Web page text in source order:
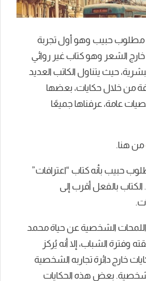
مطلوب حبيب وهو أول تجربة
الشعر وهو كتاب غير روائي
حيث يتناول الكاتب العديد
من خلال حكايات، بعضها
عامة، عرفناها جميعًا
من هنا.
حبيب بأنه كتاب “اعترافات”
الكتاب بالفعل أقرب إلى
الشخصية عن حياة محمد
وفترة الشباب، إلا أنه يُركز
خارج دائرة تجاربه الشخصية
بعض هذه الحكايات